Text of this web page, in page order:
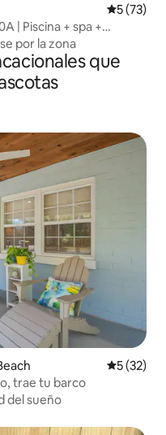
5 (73)
| Piscina + spa +
por la zona
que
5 (32)
trae tu barco
del sueño